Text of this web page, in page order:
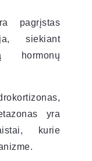
pagrįstas
siekiant
hormonų
yra
kurie